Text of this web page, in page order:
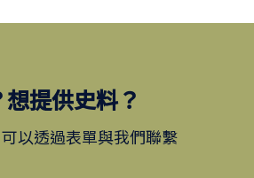
提供史料？
以透過表單與我們聯繫